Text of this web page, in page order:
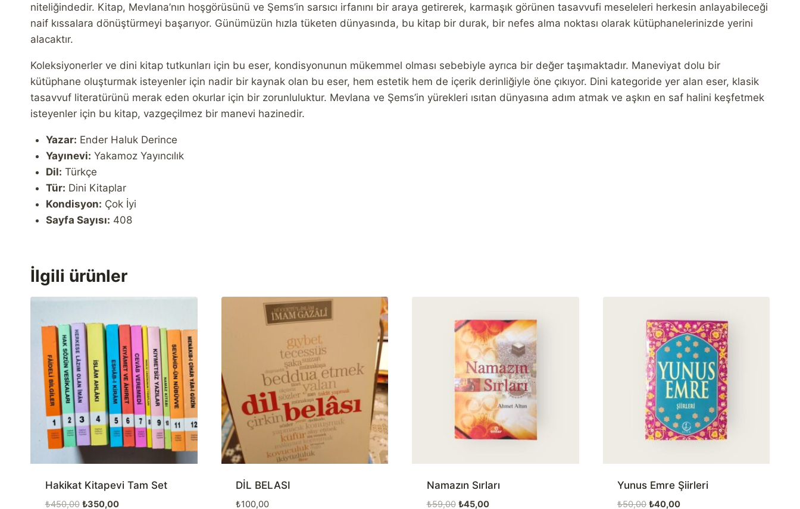
niteliğindedir. Kitap, Mevlana’nın hoşgörüsünü ve Şems’in sarsıcı irfanını bir araya getirerek, karmaşık görünen tasavvufi meseleleri herkesin anlayabileceği
naif kıssalara dönüştürmeyi başarıyor. Günümüzün hızla tüketen dünyasında, bu kitap bir durak, bir nefes alma noktası olarak kütüphanelerinizde yerini
alacaktır.
Koleksiyonerler ve dini kitap tutkunları için bu eser, kondisyonunun mükemmel olması sebebiyle ayrıca bir değer taşımaktadır. Maneviyat dolu bir
kütüphane oluşturmak isteyenler için nadir bir kaynak olan bu eser, hem estetik hem de içerik derinliğiyle öne çıkıyor. Dini kategoride yer alan eser, klasik
tasavvuf literatürünü merak eden okurlar için bir zorunluluktur. Mevlana ve Şems’in yürekleri ısıtan dünyasına adım atmak ve aşkın en saf halini keşfetmek
isteyenler için bu kitap, vazgeçilmez bir manevi hazinedir.
Yazar: Ender Haluk Derince
Yayınevi: Yakamoz Yayıncılık
Dil: Türkçe
Tür: Dini Kitaplar
Kondisyon: Çok İyi
Sayfa Sayısı: 408
İlgili ürünler
Hakikat Kitapevi Tam Set
₺450,00 Orijinal
₺350,00Şu
DİL BELASI
₺100,00
Namazın Sırları
₺59,00 Orijinal
₺45,00Şu
Yunus Emre Şiirleri
₺50,00 Orijinal
₺40,00Şu